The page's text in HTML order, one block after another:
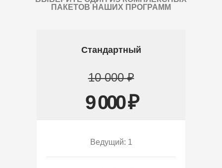
ПАКЕТОВ НАШИХ ПРОГРАММ
Стандартный
10 000 ₽
9 000 ₽
Ведущий: 1